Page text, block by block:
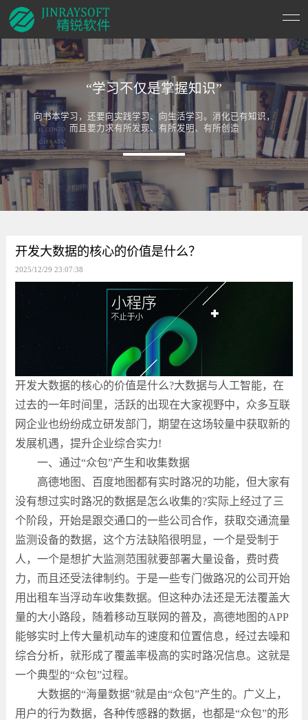
“学习不仅是掌握知识”
向书本学习，还要向实践学习、向生活学习。消化已有知识，
而且要力求有所发现、有所发明、有所创造
开发大数据的核心的价值是什么？
2025/12/29 23:07:38
开发大数据的核心的价值是什么?大数据与人工智能，在
过去的一年时间里，活跃的出现在大家视野中，众多互联
网企业也纷纷成立研发部门，期望在这场较量中获取新的
发展机遇，提升企业综合实力!
一、通过“众包”产生和收集数据
高德地图、百度地图都有实时路况的功能，但大家有
没有想过实时路况的数据是怎么收集的?实际上经过了三
个阶段，开始是跟交通口的一些公司合作，获取交通流量
监测设备的数据，这个方法缺陷很明显，一个是受制于
人，一个是想扩大监测范围就要部署大量设备，费时费
力，而且还受法律制约。于是一些专门做路况的公司开始
用出租车当浮动车收集数据。但这种办法还是无法覆盖大
量的大小路段，随着移动互联网的普及，高德地图的APP
能够实时上传大量机动车的速度和位置信息，经过去噪和
综合分析，就形成了覆盖率极高的实时路况信息。这就是
一个典型的“众包”过程。
大数据的“海量数据”就是由“众包”产生的。广义上，
用户的行为数据，各种传感器的数据，也都是“众包”的形